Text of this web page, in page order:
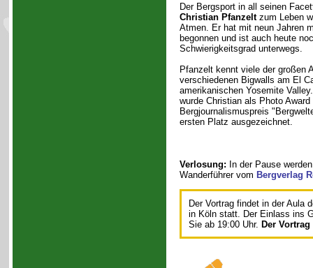
Der Bergsport in all seinen
Christian Pfanzeltzum Leben
Atmen. Er hat mit neun Jahren
begonnen und ist auch heute
Schwierigkeitsgrad unterwegs.
Pfanzelt kennt viele der großen
verschiedenen Bigwalls am El
amerikanischen Yosemite
wurde Christian als Photo Award
Bergjournalismuspreis
ersten Platz ausgezeichnet.
Verlosung: In der Pause
Wanderführer vom Bergverlag
Der Vortrag findet in der Aula
in Köln statt. Der Einlass ins
Sie ab 19:00 Uhr. Der